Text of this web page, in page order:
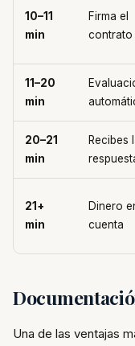
10–11
min
Firma el
contrato
11–20
min
20–21
min
Recibes
21+
min
Dinero
cuenta
Una de las ventajas